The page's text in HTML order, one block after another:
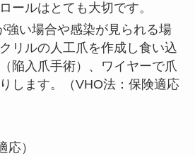
ールはとても大切です。
強い場合や感染が見られる場
リルの人工爪を作成し食い込
陥入爪手術）、ワイヤーで爪
します。（VHO法：保険適応
応）